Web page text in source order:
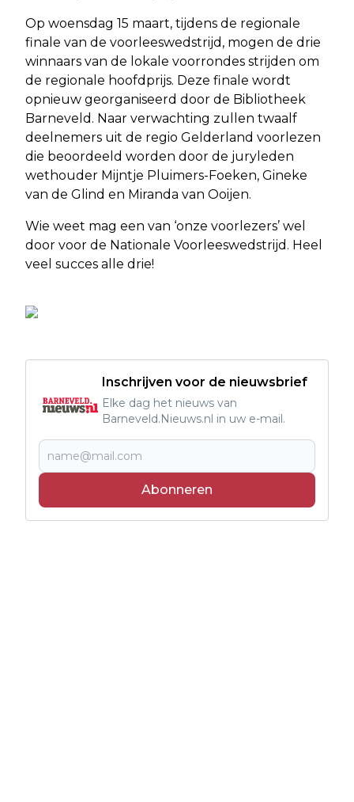
Op woensdag 15 maart, tijdens de regionale
finale van de voorleeswedstrijd, mogen de drie
winnaars van de lokale voorrondes strijden om
de regionale hoofdprijs. Deze finale wordt
opnieuw georganiseerd door de Bibliotheek
Barneveld. Naar verwachting zullen twaalf
deelnemers uit de regio Gelderland voorlezen
die beoordeeld worden door de juryleden
wethouder Mijntje Pluimers-Foeken, Gineke
van de Glind en Miranda van Ooijen.
Wie weet mag een van ‘onze voorlezers’ wel
door voor de Nationale Voorleeswedstrijd. Heel
veel succes alle drie!
Inschrijven voor de nieuwsbrief
Elke dag het nieuws van
Barneveld.Nieuws.nl in uw e-mail.
Abonneren